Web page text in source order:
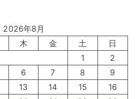
2026年8月
木 金 土
日
1
2
6 7 8
9
13 14 15
16